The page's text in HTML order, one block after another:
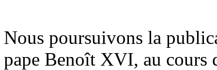
Nous poursuivons la
pape Benoît XVI, au cours